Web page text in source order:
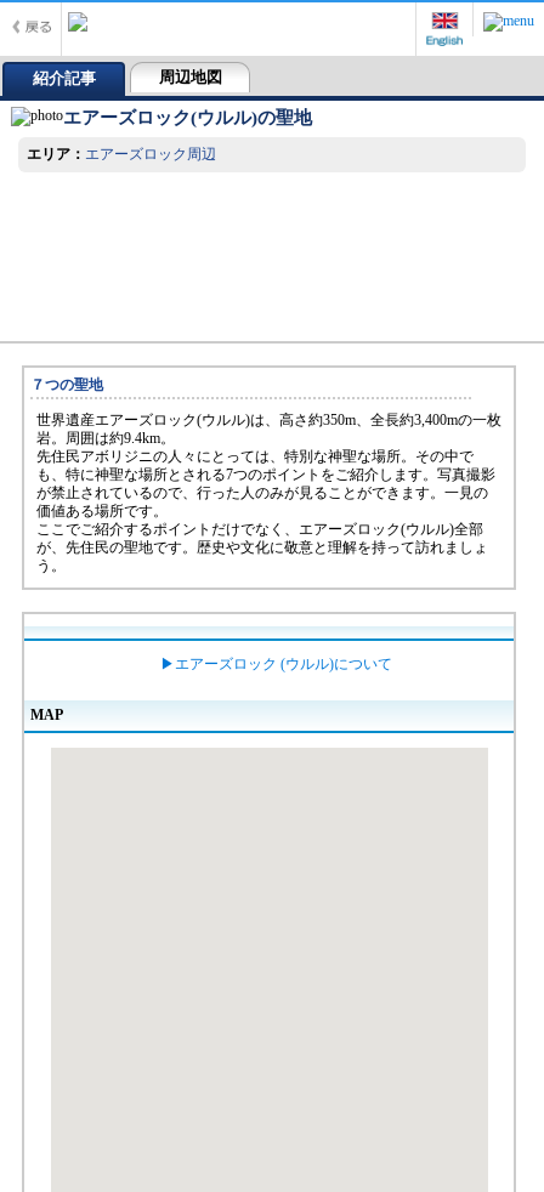
紹介記事 周辺地図
エアーズロック(ウルル)の聖地
エリア： エアーズロック周辺
７つの聖地
世界遺産エアーズロック(ウルル)は、高さ約350m、全長約3,400mの一枚
岩。周囲は約9.4km。
先住民アボリジニの人々にとっては、特別な神聖な場所。その中で
も、特に神聖な場所とされる7つのポイントをご紹介します。写真撮影
が禁止されているので、行った人のみが見ることができます。一見の
価値ある場所です。
ここでご紹介するポイントだけでなく、エアーズロック(ウルル)全部
が、先住民の聖地です。歴史や文化に敬意と理解を持って訪れましょ
う。
▶エアーズロック (ウルル)について
MAP